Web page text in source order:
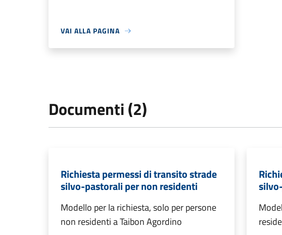
VAI ALLA PAGINA
Documenti (2)
Richiesta permessi di transito strade
silvo-pastorali per non residenti
Modello per la richiesta, solo per persone
non residenti a Taibon Agordino